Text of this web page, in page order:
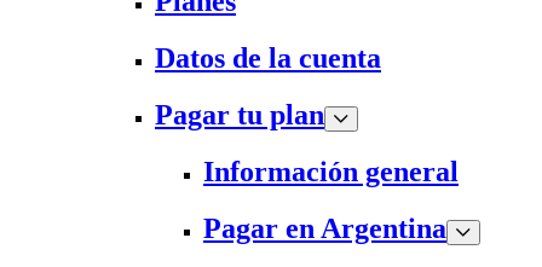
Datos de la cuenta
Pagar tu plan
Información general
Pagar en Argentina